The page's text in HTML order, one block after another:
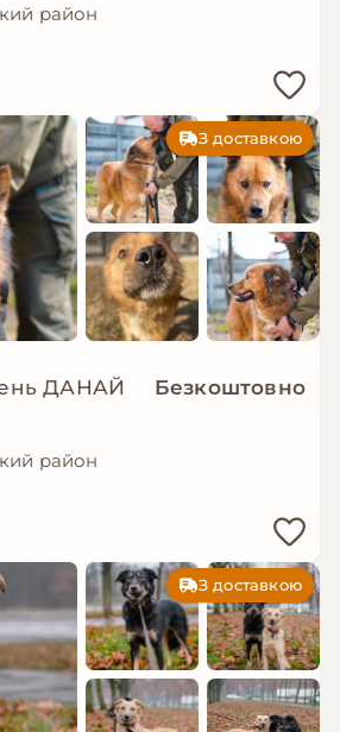
район
З доставкою
ДАНАЙ Безкоштовно
район
З доставкою